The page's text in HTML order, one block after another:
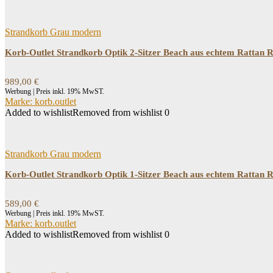
Strandkorb Grau modern
Korb-Outlet Strandkorb Optik 2-Sitzer Beach aus echtem Rattan
989,00 €
Werbung | Preis inkl. 19% MwST.
Marke: korb.outlet
Added to wishlistRemoved from wishlist 0
Strandkorb Grau modern
Korb-Outlet Strandkorb Optik 1-Sitzer Beach aus echtem Rattan
589,00 €
Werbung | Preis inkl. 19% MwST.
Marke: korb.outlet
Added to wishlistRemoved from wishlist 0